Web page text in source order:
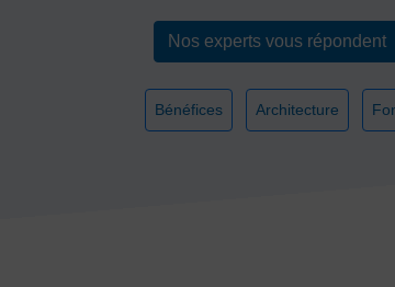
Nos experts vous répondent
Bénéfices Architecture